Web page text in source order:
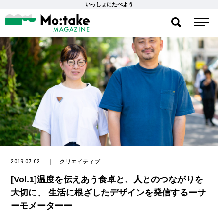
いっしょにたべよう
2019.07.02. クリエイティブ
[Vol.1]温度を伝えあう食卓と、人とのつながりを
大切に、 生活に根ざしたデザインを発信するーサ
ーモメーターー